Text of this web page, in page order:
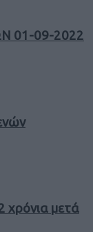
01-09-2022
χρόνια μετά